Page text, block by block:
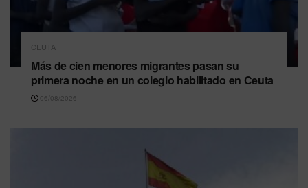
CEUTA
Más de cien menores migrantes pasan su
primera noche en un colegio habilitado en Ceuta
06/08/2026